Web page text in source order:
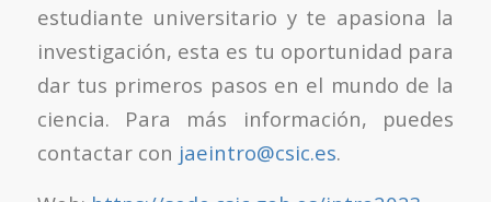
estudiante universitario y te apasiona la
investigación, esta es tu oportunidad para
dar tus primeros pasos en el mundo de la
ciencia. Para más información, puedes
contactar con jaeintro@csic.es.